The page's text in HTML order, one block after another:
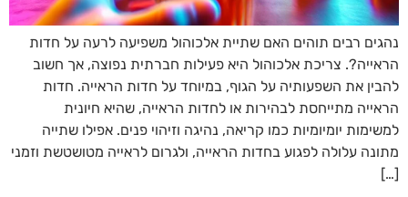
נהגים רבים תוהים האם שתיית אלכוהול משפיעה לרעה על חדות
הראייה?. צריכת אלכוהול היא פעילות חברתית נפוצה, אך חשוב
להבין את השפעותיה על הגוף, במיוחד על חדות הראייה. חדות
הראייה מתייחסת לבהירות או לחדות הראייה, שהיא חיונית
למשימות יומיומיות כמו קריאה, נהיגה וזיהוי פנים. אפילו שתייה
מתונה עלולה לפגוע בחדות הראייה, ולגרום לראייה מטושטשת וזמני
[…]